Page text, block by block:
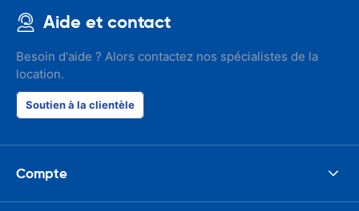
like. I've
Aide et contact
Besoin d'aide ? Alors contactez nos spécialistes de la
location.
Soutien à la clientèle
Compte